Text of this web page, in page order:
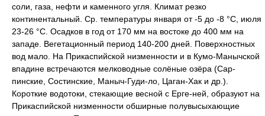
соли, газа, нефти и каменного угля. Климат резко
континентальный. Ср. температуры января от -5 до -8 °С, июля
23-26 °С. Осадков в год от 170 мм на востоке до 400 мм на
западе. Вегетационный период 140-200 дней. Поверхностных
вод мало. На Прикаспийской низменности и в Кумо-Манычской
впадине встречаются мелководные солёные озёра (Сар-
пинские, Состинские, Маныч-Гуди-ло, Цаган-Хак и др.).
Короткие водотоки, стекающие весной с Ерге-ней, образуют на
Прикаспийской низменности обширные полувысыхающие